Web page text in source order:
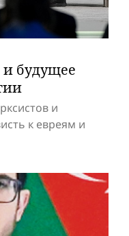
будущее
и
к евреям и